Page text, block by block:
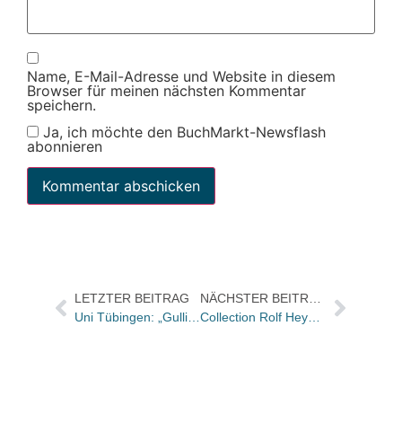
Name, E-Mail-Adresse und Website in diesem
Browser für meinen nächsten Kommentar
speichern.
Ja, ich möchte den BuchMarkt-Newsflash
abonnieren
LETZTER BEITRAG
Uni Tübingen: „Gullivers Reisen“ ist Hörbuch des Monats